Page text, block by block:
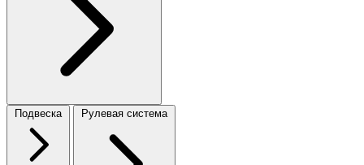
Подвеска Рулевая система